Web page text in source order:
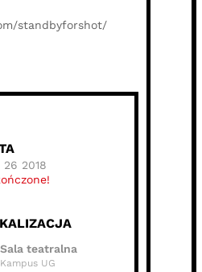
standbyforshot/
2018
Sala teatralna
Kampus UG